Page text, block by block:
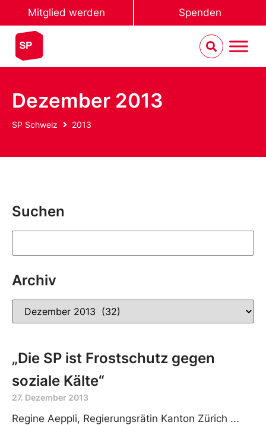
Mitglied werden Spenden
Dezember 2013
SP Schweiz 2013
Suchen
Archiv
„Die SP ist Frostschutz gegen
soziale Kälte“
27. Dezember 2013
Regine Aeppli, Regierungsrätin Kanton Zürich